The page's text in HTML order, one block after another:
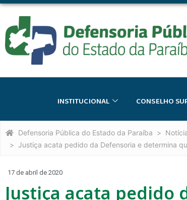
INSTITUCIONAL CONSELHO
Defensoria Pública do Estado da Paraíba
Justiça acata pedido da Defensoria e determina
17 de abril de 2020
Justiça acata